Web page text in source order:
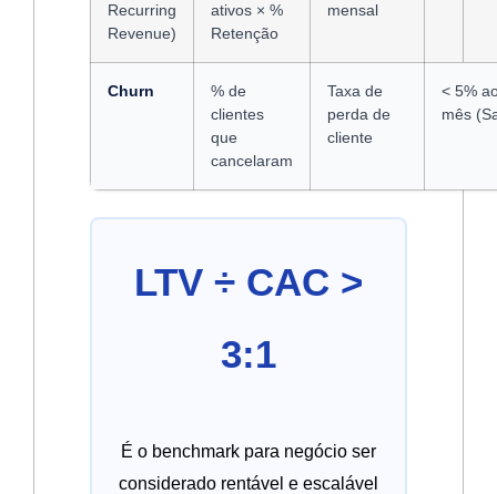
Recurring
Revenue)
ativos × %
Retenção
mensal
Churn
% de
clientes
que
cancelaram
Taxa de
perda de
cliente
< 5%
mês
LTV ÷ CAC >
3:1
É o benchmark para negócio ser
considerado rentável e escalável